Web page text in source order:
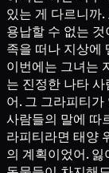
있는 게 다르니까
용납할 수 없는
족을 떠나 지상에
이번에는 그녀는
는 진정한 나타
어. 그 그라피티
사람들의 말에 따
라피티라면 태양
의 계획이었어.